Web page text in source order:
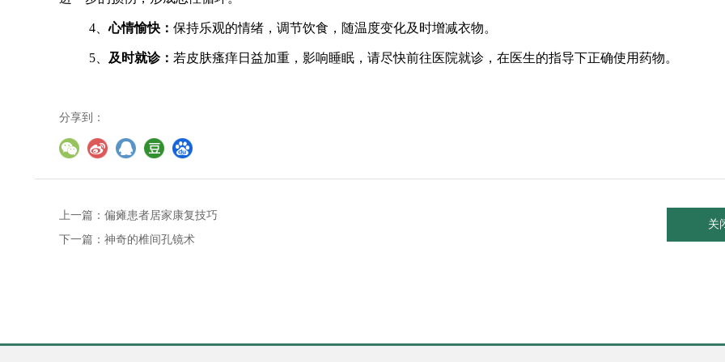
4、心情愉快：保持乐观的情绪，调节饮食，随温度变化及时增减衣物。
5、 及时就诊： 若皮肤瘙痒日益加重，影响睡眠，请尽快前往医院就诊，在医生的指导下正确使用药物。
分享到：
上一篇： 偏瘫患者居家康复技巧
下一篇： 神奇的椎间孔镜术
关